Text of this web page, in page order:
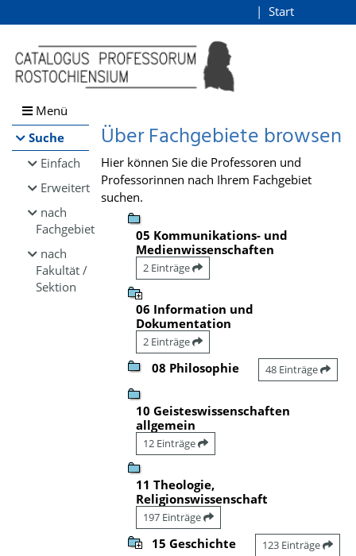
Browsen
direkt zum Inhalt
Start
Menü
Suche
Einfach
Erweitert
nach
Fachgebiet
nach
Fakultät /
Sektion
Über Fachgebiete browsen
Hier können Sie die Professoren und
Professorinnen nach Ihrem Fachgebiet
suchen.
05 Kommunikations- und
Medienwissenschaften
2 Einträge
06 Information und
Dokumentation
2 Einträge
08 Philosophie 48 Einträge
10 Geisteswissenschaften
allgemein
12 Einträge
11 Theologie,
Religionswissenschaft
197 Einträge
15 Geschichte 123 Einträge